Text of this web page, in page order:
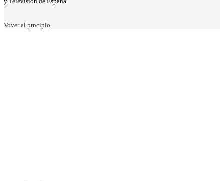
Vover al prncipio